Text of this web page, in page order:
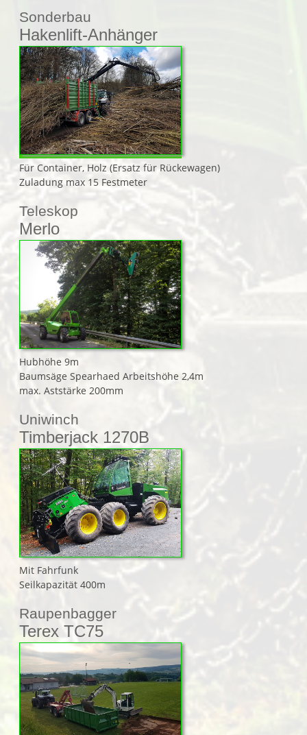
Sonderbau
Hakenlift-Anhänger
Für Container, Holz (Ersatz für Rückewagen)
Zuladung max 15 Festmeter
Teleskop
Merlo
Hubhöhe 9m
Baumsäge Spearhaed Arbeitshöhe 2,4m
max. Aststärke 200mm
Uniwinch
Timberjack 1270B
Mit Fahrfunk
Seilkapazität 400m
Raupenbagger
Terex TC75